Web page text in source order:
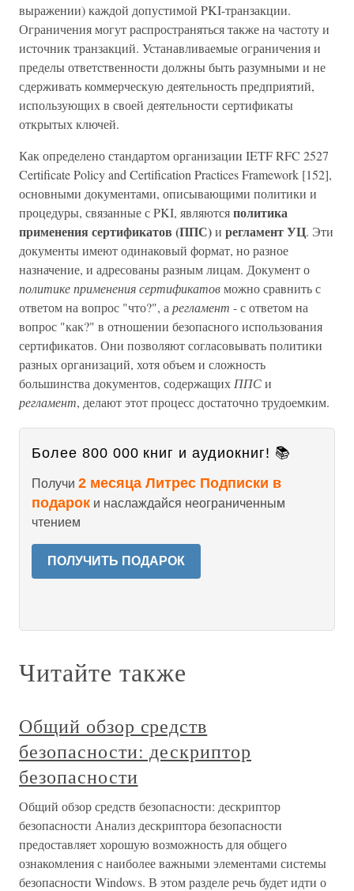
выражении) каждой допустимой PKI-транзакции.
Ограничения могут распространяться также на частоту и
источник транзакций. Устанавливаемые ограничения и
пределы ответственности должны быть разумными и не
сдерживать коммерческую деятельность предприятий,
использующих в своей деятельности сертификаты
открытых ключей.
Как определено стандартом организации IETF RFC 2527
Certificate Policy and Certification Practices Framework [152],
основными документами, описывающими политики и
процедуры, связанные с PKI, являютсяполитика
применения сертификатов (ППС)и регламент УЦ. Эти
документы имеют одинаковый формат, но разное
назначение, и адресованы разным лицам. Документ о
политике применения сертификатовможно сравнить с
ответом на вопрос "что?", а регламент - с ответом на
вопрос "как?" в отношении безопасного использования
сертификатов. Они позволяют согласовывать политики
разных организаций, хотя объем и сложность
большинства документов, содержащих ППСи
регламент, делают этот процесс достаточно трудоемким.
Более 800 000 книг и аудиокниг! 📚
Получи 2 месяца Литрес Подписки в
подарок и наслаждайся неограниченным
чтением
ПОЛУЧИТЬ ПОДАРОК
Читайте также
Общий обзор средств
безопасности: дескриптор
безопасности
Общий обзор средств безопасности: дескриптор
безопасности Анализ дескриптора безопасности
предоставляет хорошую возможность для общего
ознакомления с наиболее важными элементами системы
безопасности Windows. В этом разделе речь будет идти о